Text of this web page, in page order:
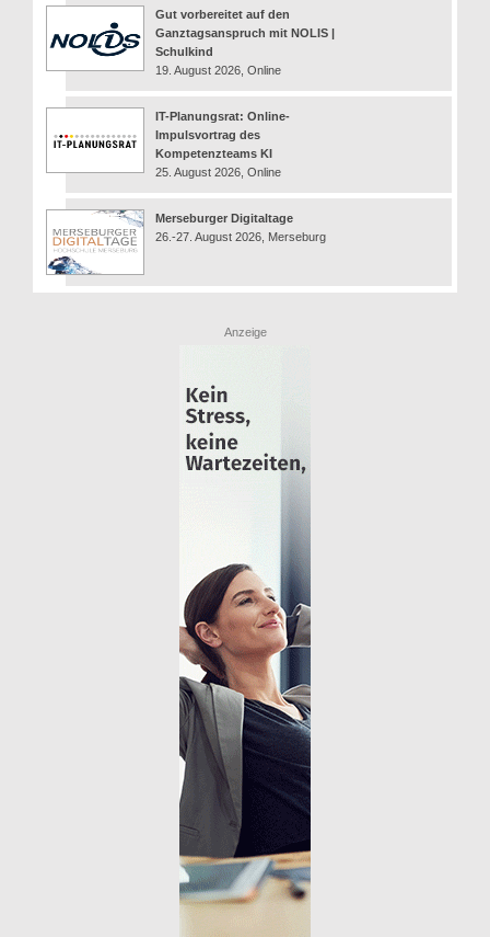
Gut vorbereitet auf den
Ganztagsanspruch mit NOLIS |
Schulkind
19. August 2026, Online
IT-Planungsrat: Online-
Impulsvortrag des
Kompetenzteams KI
25. August 2026, Online
Merseburger Digitaltage
26.-27. August 2026, Merseburg
Anzeige